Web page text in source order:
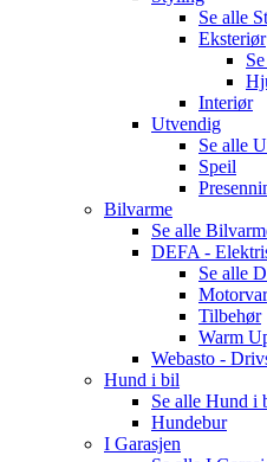
Se alle
Eksteriør
Interiør
Utvendig
Se alle
Speil
Bilvarme
Se alle
DEFA -
Se alle
Tilbehør
Warm
Webasto -
Hund i bil
Se alle Hund i
Hundebur
I Garasjen